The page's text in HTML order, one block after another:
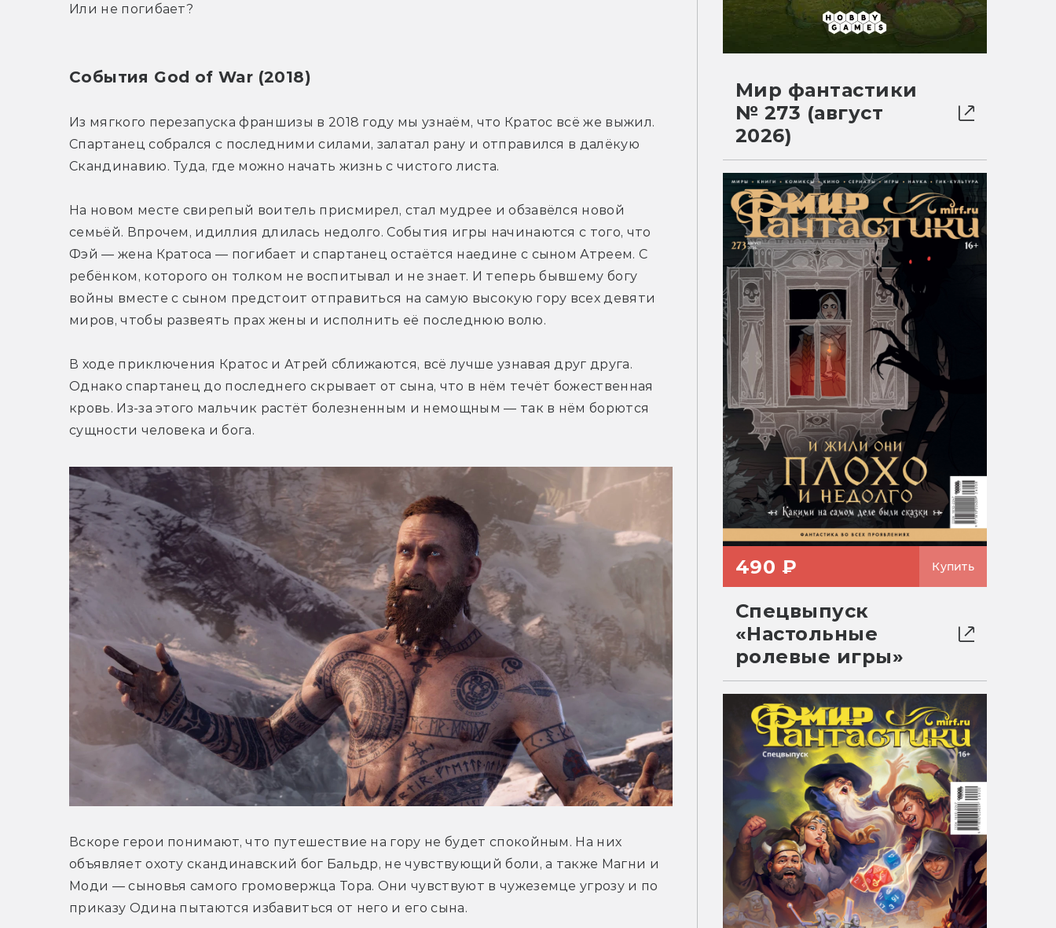
Или не погибает?
События God of War (2018)
Из мягкого перезапуска франшизы в 2018 году мы узнаём, что Кратос всё же выжил.
Спартанец собрался с последними силами, залатал рану и отправился в далёкую
Скандинавию. Туда, где можно начать жизнь с чистого листа.
На новом месте свирепый воитель присмирел, стал мудрее и обзавёлся новой
семьёй. Впрочем, идиллия длилась недолго. События игры начинаются с того, что
Фэй — жена Кратоса — погибает и спартанец остаётся наедине с сыном Атреем. С
ребёнком, которого он толком не воспитывал и не знает. И теперь бывшему богу
войны вместе с сыном предстоит отправиться на самую высокую гору всех девяти
миров, чтобы развеять прах жены и исполнить её последнюю волю.
В ходе приключения Кратос и Атрей сближаются, всё лучше узнавая друг друга.
Однако спартанец до последнего скрывает от сына, что в нём течёт божественная
кровь. Из-за этого мальчик растёт болезненным и немощным — так в нём борются
сущности человека и бога.
Вскоре герои понимают, что путешествие на гору не будет спокойным. На них
объявляет охоту скандинавский бог Бальдр, не чувствующий боли, а также Магни и
Моди — сыновья самого громовержца Тора. Они чувствуют в чужеземце угрозу и по
приказу Одина пытаются избавиться от него и его сына.
Мир фантастики
№ 273 (август
2026)
490 ₽ Купить
Спецвыпуск
«Настольные
ролевые игры»